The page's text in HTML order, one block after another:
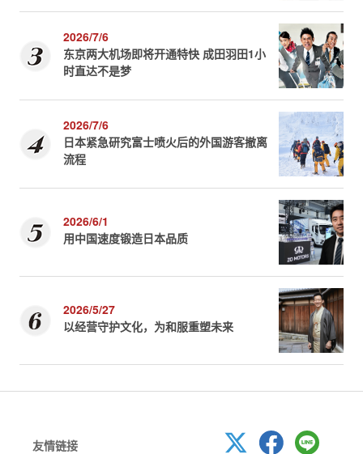
2026/7/6
东京两大机场即将开通特快 成田羽田1小
时直达不是梦
2026/7/6
日本紧急研究富士喷火后的外国游客撤离
流程
2026/6/1
用中国速度锻造日本品质
2026/5/27
以经营守护文化，为和服重塑未来
友情链接